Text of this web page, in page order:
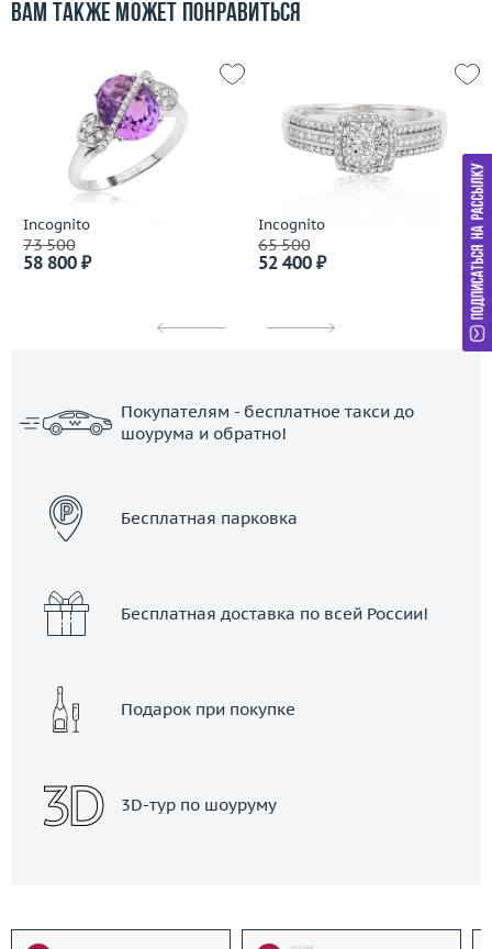
Вам также может понравиться
Incognito
73 500
58 800 ₽
Incognito
65 500
52 400 ₽
Покупателям - бесплатное такси до
шоурума и обратно!
Бесплатная парковка
Бесплатная доставка по всей России!
Подарок при покупке
3D-тур по шоуруму